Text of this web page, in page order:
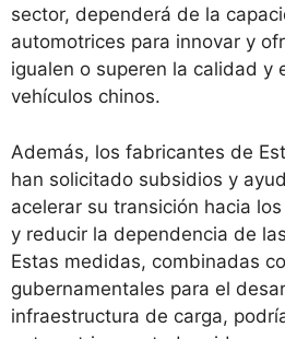
sector, dependerá de la
automotrices para innovar y
igualen o superen la calidad y
vehículos chinos.
Además, los fabricantes de
han solicitado subsidios y
acelerar su transición hacia los
y reducir la dependencia de
Estas medidas, combinadas
gubernamentales para el
infraestructura de carga,